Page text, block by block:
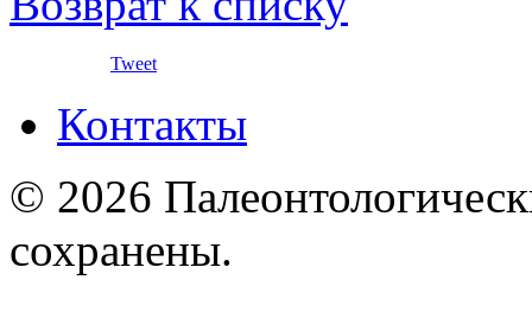
Tweet
Контакты
© 2026
сохранены.